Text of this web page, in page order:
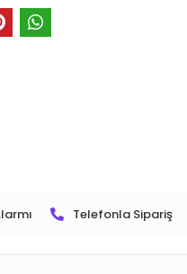
Telefonla Sipariş